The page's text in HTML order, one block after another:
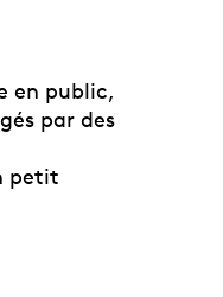
en public,
par des
petit